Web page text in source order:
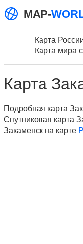
MAP-
Карта России
Карта мира
Карта
Подробная карта
Спутниковая карта
Закаменск на карте